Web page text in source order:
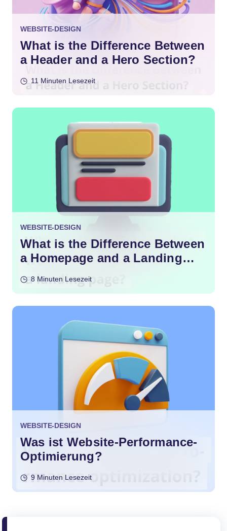
WEBSITE-DESIGN
What is the Difference Between
a Header and a Hero Section?
11 Minuten Lesezeit
WEBSITE-DESIGN
What is the Difference Between
a Homepage and a Landing
8 Minuten Lesezeit
WEBSITE-DESIGN
Was ist Website-Performance-
Optimierung?
9 Minuten Lesezeit